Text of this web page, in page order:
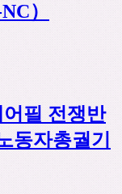
）
필 전쟁반
동자총궐기